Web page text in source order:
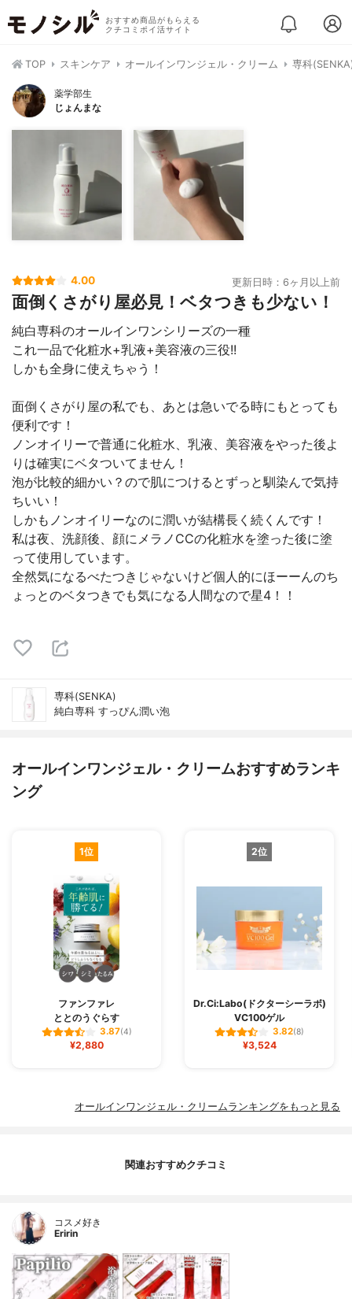
おすすめ商品がもらえる
クチコミポイ活サイト
TOP スキンケア オールインワンジェル・クリーム 専科
薬学部生
じょんまな
4.00 更新日時：6ヶ月以上前
面倒くさがり屋必見！ベタつきも少ない！
純白専科のオールインワンシリーズの一種
これ一品で化粧水+乳液+美容液の三役!!
しかも全身に使えちゃう！
面倒くさがり屋の私でも、あとは急いでる時にもとっても
便利です！
ノンオイリーで普通に化粧水、乳液、美容液をやった後よ
りは確実にベタついてません！
泡が比較的細かい？ので肌につけるとずっと馴染んで気持
ちいい！
しかもノンオイリーなのに潤いが結構長く続くんです！
私は夜、洗顔後、顔にメラノCCの化粧水を塗った後に塗
って使用しています。
全然気になるべたつきじゃないけど個人的にほーーんのち
ょっとのベタつきでも気になる人間なので星4！！
専科(SENKA)
純白専科 すっぴん潤い泡
オールインワンジェル・クリームおすすめランキ
ング
1位
ファンファレ
ととのうぐらす
3.87(4)
¥2,880
2位
Dr.Ci:Labo(ドクターシーラボ)
VC100ゲル
3.82(8)
¥3,524
オールインワンジェル・クリームランキングをもっと見る
関連おすすめクチコミ
コスメ好き
Eririn